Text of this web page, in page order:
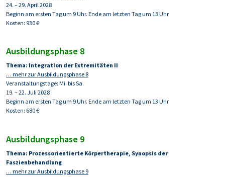
24. – 29. April 2028
Beginn am ersten Tag um 9 Uhr. Ende am letzten Tag um 13 Uhr
Kosten: 930 €
Ausbildungsphase 8
Thema: Integration der Extremitäten II
… mehr zur Ausbildungsphase 8
Veranstaltungstage: Mi. bis Sa.
19. – 22. Juli 2028
Beginn am ersten Tag um 9 Uhr. Ende am letzten Tag um 13 Uhr
Kosten: 680 €
Ausbildungsphase 9
Thema: Prozessorientierte Körpertherapie, Synopsis der
Faszienbehandlung
… mehr zur Ausbildungsphase 9